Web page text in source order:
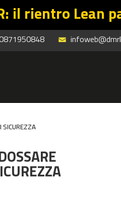
Lean parte
SICUREZZA